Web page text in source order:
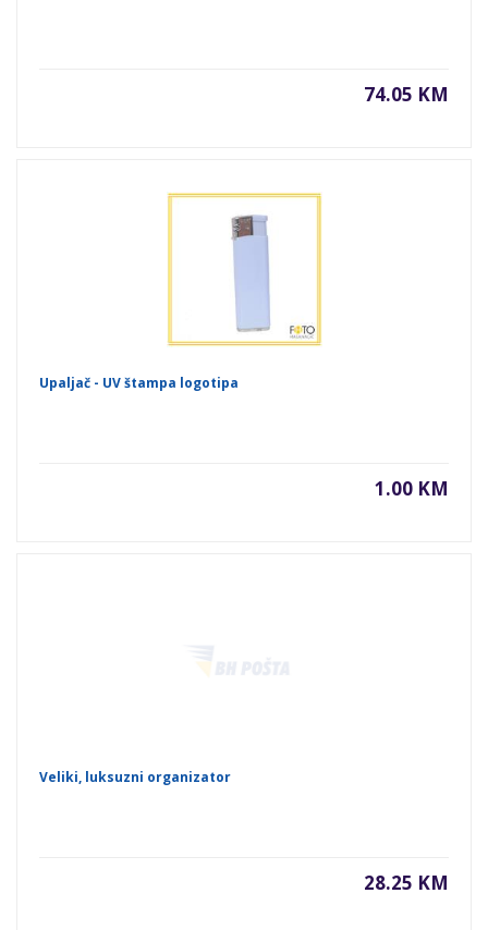
74.05 KM
Upaljač - UV štampa logotipa
1.00 KM
Veliki, luksuzni organizator
28.25 KM